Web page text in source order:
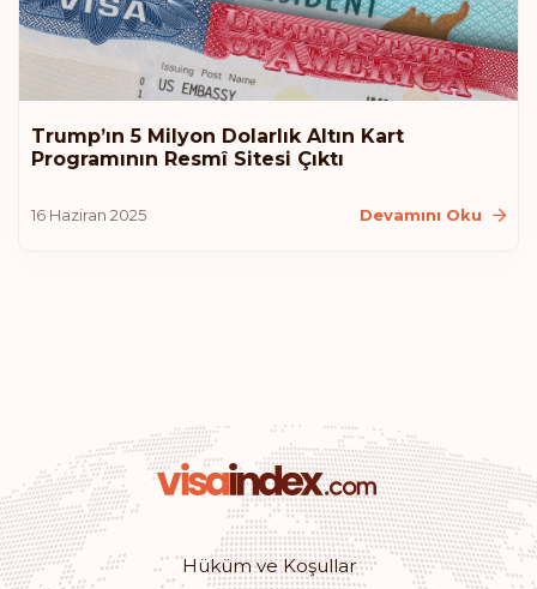
Trump’ın 5 Milyon Dolarlık Altın Kart
Programının Resmî Sitesi Çıktı
16 Haziran 2025 Devamını Oku
Hüküm ve Koşullar